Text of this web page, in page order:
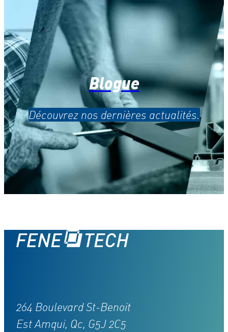
Blogue
Découvrez nos dernières actualités.
264 Boulevard St-Benoit
Est Amqui, Qc, G5J 2C5